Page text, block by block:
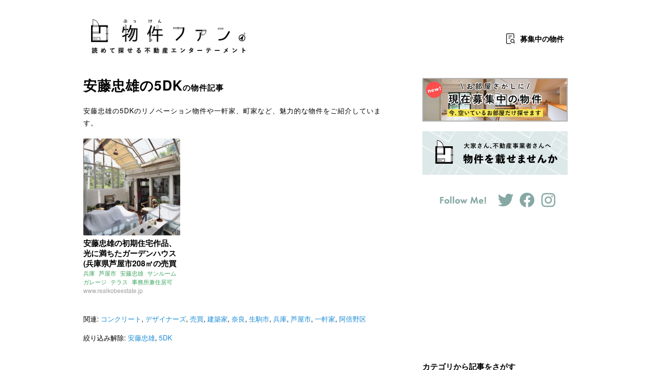
募集中の物件
安藤忠雄の5DKの物件記事
安藤忠雄の5DKのリノベーション物件や一軒家、町家など、魅力的な物件をご紹介していま
す。
安藤忠雄の初期住宅作品、
光に満ちたガーデンハウス
(兵庫県芦屋市208㎡の売買
物件)
兵庫 芦屋市 安藤忠雄 サンルーム
ガレージ テラス 事務所兼住居可
勾配天井 5DK 売買
www.realkobeestate.jp
関連: コンクリート , デザイナーズ, 売買, 建築家, 奈良, 生駒市, 兵庫, 芦屋市, 一軒家, 阿倍野区
絞り込み解除: 安藤忠雄, 5DK
カテゴリから記事をさがす